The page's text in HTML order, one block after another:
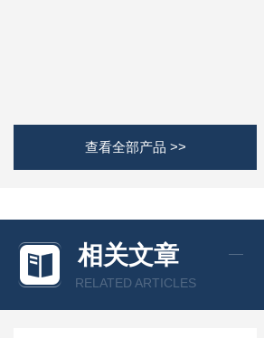
查看全部产品 >>
相关文章
RELATED ARTICLES